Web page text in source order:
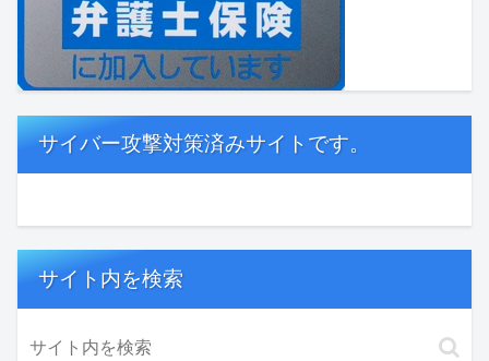
サイバー攻撃対策済みサイトです。
サイト内を検索